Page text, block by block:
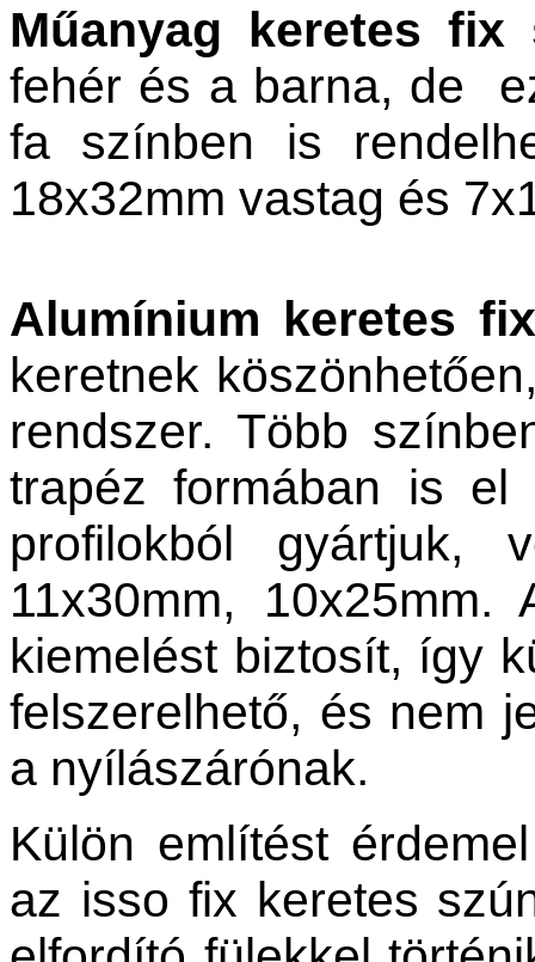
Műanyag keretes fix
fehér és a barna, de
fa színben is
18x32mm vastag és
Alumínium keretes
keretnek
rendszer. Több
trapéz formában is el
profilokból gyártjuk,
11x30mm, 10x25mm.
kiemelést biztosít, így
felszerelhető, és nem
a nyílászárónak.
Külön említést
az isso fix keretes